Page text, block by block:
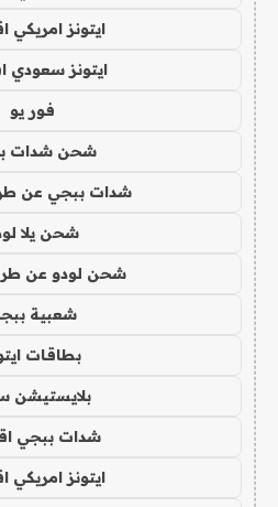
ايتونز
ايتونز سعودي
فور يو
شحن شدات
شدات ببجي عن
شحن يلا
شحن لودو عن
شعبية
بطاقات
بلايستيشن
شدات ببجي
ايتونز